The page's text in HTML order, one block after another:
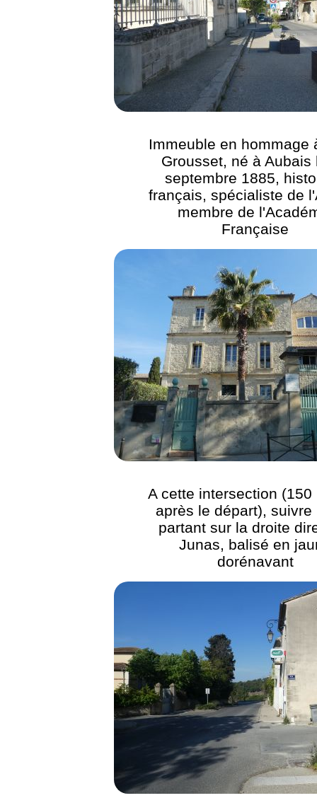
Immeuble en hommage
Grousset, né à Aubais
septembre 1885,
français, spécialiste de
membre de
Française
A cette intersection (150
après le départ), suivre
partant sur la droite
Junas, balisé en
dorénavant